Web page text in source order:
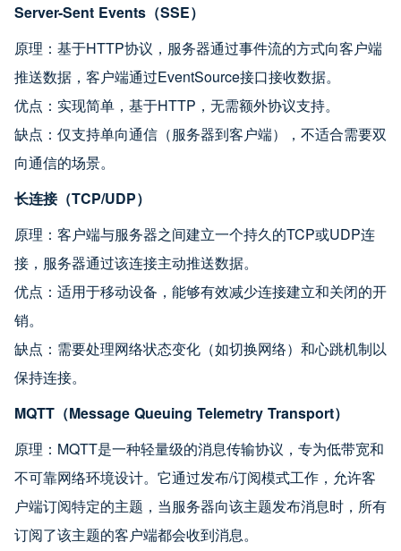
Server-Sent Events（SSE）
原理：基于HTTP协议，服务器通过事件流的方式向客户端
推送数据，客户端通过EventSource接口接收数据。
优点：实现简单，基于HTTP，无需额外协议支持。
缺点：仅支持单向通信（服务器到客户端），不适合需要双
向通信的场景。
长连接（TCP/UDP）
原理：客户端与服务器之间建立一个持久的TCP或UDP连
接，服务器通过该连接主动推送数据。
优点：适用于移动设备，能够有效减少连接建立和关闭的开
销。
缺点：需要处理网络状态变化（如切换网络）和心跳机制以
保持连接。
MQTT（Message Queuing Telemetry Transport）
原理：MQTT是一种轻量级的消息传输协议，专为低带宽和
不可靠网络环境设计。它通过发布/订阅模式工作，允许客
户端订阅特定的主题，当服务器向该主题发布消息时，所有
订阅了该主题的客户端都会收到消息。